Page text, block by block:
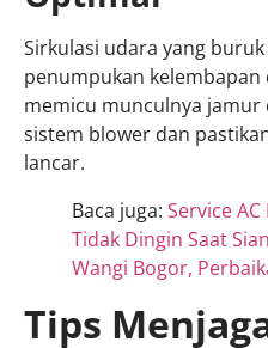
Sirkulasi udara yang
penumpukan kelembapan
memicu munculnya jamur
sistem blower dan
lancar.
Baca juga: Service
Tidak Dingin Saat
Wangi Bogor,
Tips